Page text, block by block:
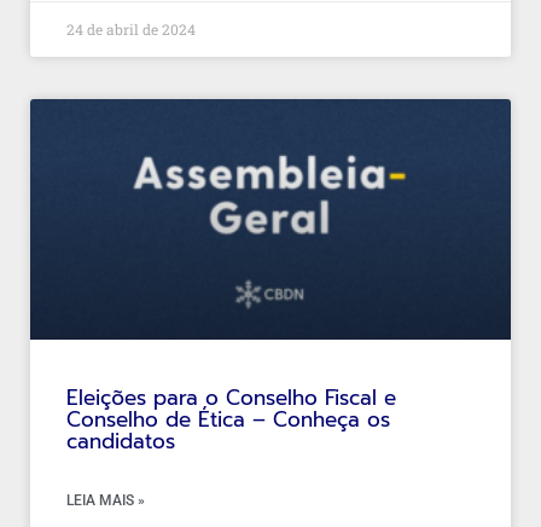
24 de abril de 2024
Eleições para o Conselho Fiscal e
Conselho de Ética – Conheça os
candidatos
LEIA MAIS »